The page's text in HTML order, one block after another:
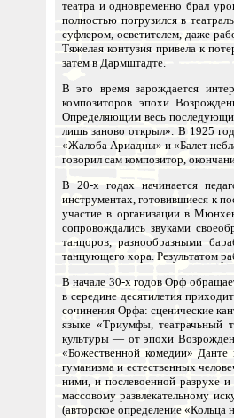
театра и одновременно брал
полностью погрузился в
суфлером, осветителем, даже
Тяжелая контузия привела к
затем в Дармштадте.
В это время зарождается
композиторов эпохи
Определяющим весь
лишь заново открыл». В 1925
«Жалоба Ариадны» и «Балет
говорил сам композитор,
В 20-х годах начинается
инструментах, готовившиеся к
участие в организации в
сопровождались звуками
танцоров, разнообразными
танцующего хора. Результатом
В начале 30-х годов Орф
в середине десятилетия
сочинения Орфа: сценические
языке «Триумфы, театрачьный
культуры — от эпохи
«Божественной комедии»
гуманизма и естественных
ними, и послевоенной разрухе
массовому развлекательному
(авторское определение